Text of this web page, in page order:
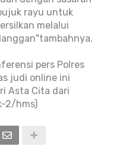
rayu untuk
melalui
pers Polres
judi online ini
Asta Cita dari
2/hms)